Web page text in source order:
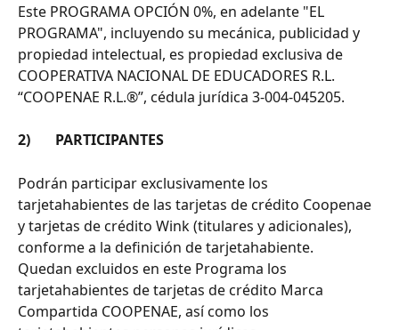
Este PROGRAMA OPCIÓN 0%, en adelante "EL
PROGRAMA", incluyendo su mecánica, publicidad y
propiedad intelectual, es propiedad exclusiva de
COOPERATIVA NACIONAL DE EDUCADORES R.L.
“COOPENAE R.L.®”, cédula jurídica 3-004-045205.
2)       PARTICIPANTES
Podrán participar exclusivamente los
tarjetahabientes de las tarjetas de crédito Coopenae
y tarjetas de crédito Wink (titulares y adicionales),
conforme a la definición de tarjetahabiente.
Quedan excluidos en este Programa los
tarjetahabientes de tarjetas de crédito Marca
Compartida COOPENAE, así como los